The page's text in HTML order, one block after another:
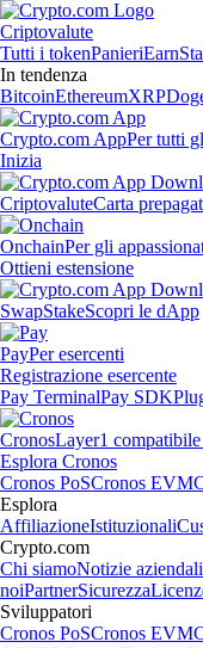
Criptovalute
Tutti i tokenPanieriEarn
In tendenza
BitcoinEthereumXRP
Crypto.com AppPer tutti
Inizia
CriptovaluteCarta
OnchainPer gli
Ottieni estensione
SwapStakeScopri le dApp
PayPer esercenti
Registrazione esercente
Pay TerminalPay SDK
CronosLayer1
Esplora Cronos
Cronos PoSCronos EVM
Esplora
AffiliazioneIstituzionali
Crypto.com
Chi siamoNotizie aziendali
noiPartnerSicurezza
Sviluppatori
Cronos PoSCronos EVM